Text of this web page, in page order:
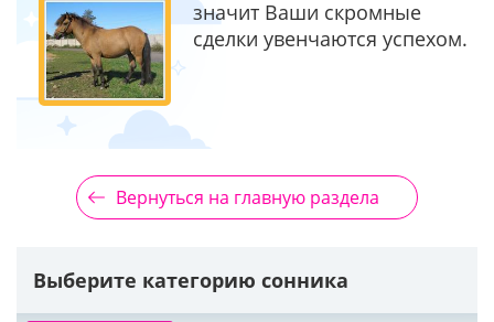
значит Ваши скромные
сделки увенчаются успехом.
Вернуться на главную раздела
Выберите категорию сонника